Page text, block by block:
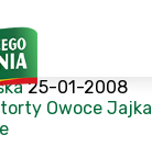
25-01-2008
torty Owoce Jajka